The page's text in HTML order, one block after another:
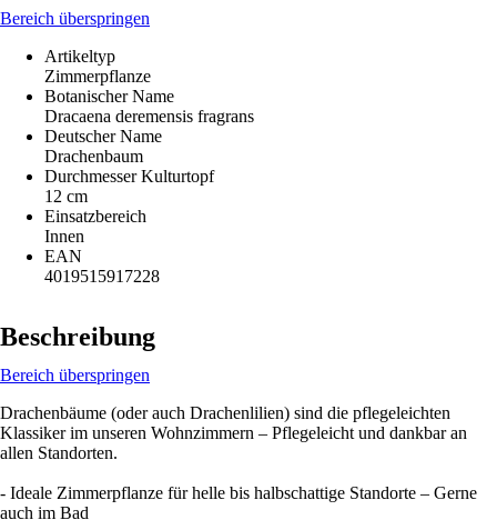
Bereich überspringen
Artikeltyp
Zimmerpflanze
Botanischer Name
Dracaena deremensis fragrans
Deutscher Name
Drachenbaum
Durchmesser Kulturtopf
12 cm
Einsatzbereich
Innen
EAN
4019515917228
Beschreibung
Bereich überspringen
Drachenbäume (oder auch Drachenlilien) sind die pflegeleichten
Klassiker im unseren Wohnzimmern – Pflegeleicht und dankbar an
allen Standorten.
- Ideale Zimmerpflanze für helle bis halbschattige Standorte – Gerne
auch im Bad